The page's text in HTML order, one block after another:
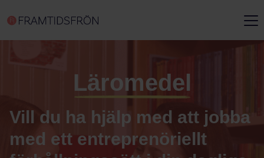
Läromedel
Vill du ha hjälp med att jobba
med ett entreprenöriellt